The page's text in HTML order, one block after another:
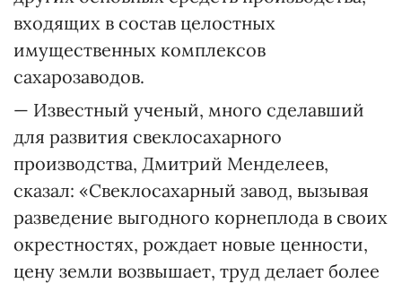
входящих в состав целостных
имущественных комплексов
сахарозаводов.
— Известный ученый, много сделавший
для развития свеклосахарного
производства, Дмитрий Менделеев,
сказал: «Свеклосахарный завод, вызывая
разведение выгодного корнеплода в своих
окрестностях, рождает новые ценности,
цену земли возвышает, труд делает более